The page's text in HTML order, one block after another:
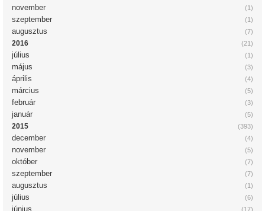
(1)
november
(1)
szeptember
(7)
augusztus
(21)
2016
(1)
július
(3)
május
(4)
április
(5)
március
(3)
február
(5)
január
(393)
2015
(4)
december
(5)
november
(7)
október
(7)
szeptember
(1)
augusztus
(6)
július
(17)
június